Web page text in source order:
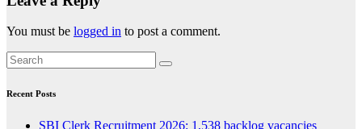
You must be logged in to post a comment.
Recent Posts
SBI Clerk Recruitment 2026: 1,538 backlog vacancies